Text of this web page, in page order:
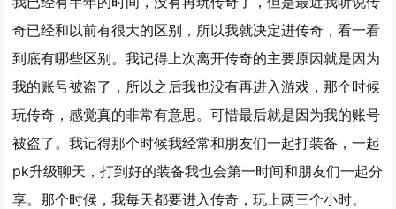
奇已经和以前有很大的区别，所以我就决定进传奇，看一看
到底有哪些区别。我记得上次离开传奇的主要原因就是因为
我的账号被盗了，所以之后我也没有再进入游戏，那个时候
玩传奇，感觉真的非常有意思。可惜最后就是因为我的账号
被盗了。我记得那个时候我经常和朋友们一起打装备，一起
pk升级聊天，打到好的装备我也会第一时间和朋友们一起分
享。那个时候，我每天都要进入传奇，玩上两三个小时。